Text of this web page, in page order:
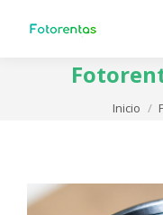
Estás
Inicio